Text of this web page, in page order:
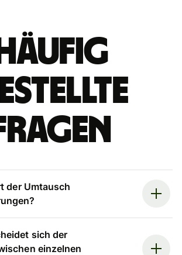
Häufig
der Umtausch
sich der
einzelnen